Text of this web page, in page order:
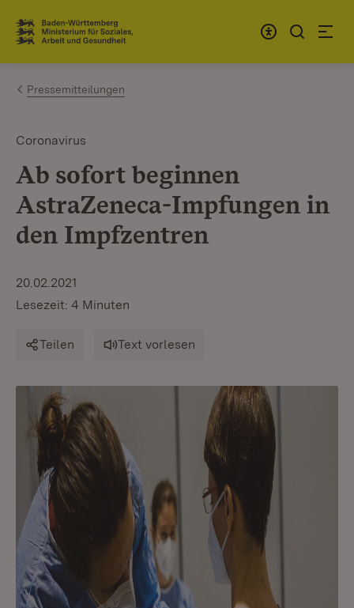
Zum Inhalt springen
Link zur Startseite
Pressemitteilungen
Coronavirus
Ab sofort beginnen
AstraZeneca-Impfungen in
den Impfzentren
20.02.2021
Lesezeit: 4 Minuten
Teilen Text vorlesen